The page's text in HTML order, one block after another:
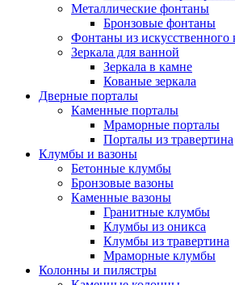
Металлические фонтаны
Бронзовые фонтаны
Фонтаны из искусственного
Зеркала для ванной
Зеркала в камне
Кованые зеркала
Дверные порталы
Каменные порталы
Мраморные порталы
Порталы из травертина
Клумбы и вазоны
Бетонные клумбы
Бронзовые вазоны
Каменные вазоны
Гранитные клумбы
Клумбы из оникса
Клумбы из травертина
Мраморные клумбы
Колонны и пилястры